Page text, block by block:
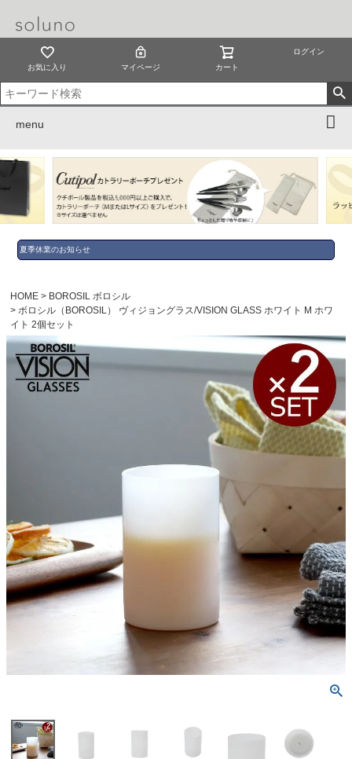
お気に入り マイページ カート
ログイン
menu
夏季休業のお知らせ
HOME
BOROSIL ボロシル
ボロシル（BOROSIL） ヴィジョングラス/VISION GLASS ホワイト M ホワ
イト 2個セット